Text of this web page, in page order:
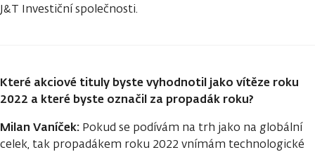
J&T Investiční společnosti.
Které akciové tituly byste vyhodnotil jako vítěze roku
2022 a které byste označil za propadák roku?
Milan Vaníček: Pokud se podívám na trh jako na globální
celek, tak propadákem roku 2022 vnímám technologické